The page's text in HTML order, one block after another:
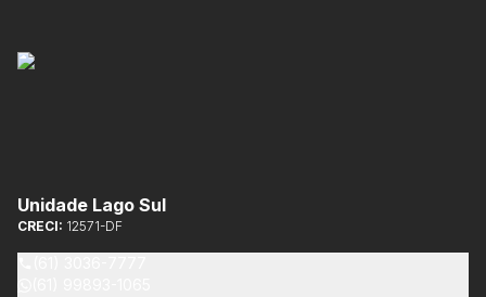
Unidade Lago Sul
CRECI: 12571-DF